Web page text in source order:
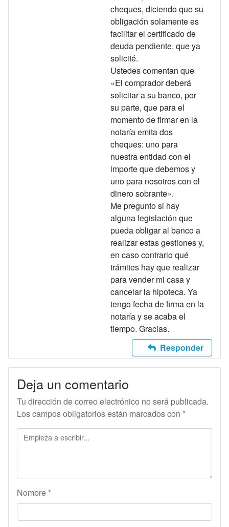
cheques, diciendo que su
obligación solamente es
facilitar el certificado de
deuda pendiente, que ya
solicité.
Ustedes comentan que
«El comprador deberá
solicitar a su banco, por
su parte, que para el
momento de firmar en la
notaría emita dos
cheques: uno para
nuestra entidad con el
importe que debemos y
uno para nosotros con el
dinero sobrante».
Me pregunto si hay
alguna legislación que
pueda obligar al banco a
realizar estas gestiones y,
en caso contrario qué
trámites hay que realizar
para vender mi casa y
cancelar la hipoteca. Ya
tengo fecha de firma en la
notaría y se acaba el
tiempo. Gracias.
Responder
Deja un comentario
Tu dirección de correo electrónico no será publicada.
Los campos obligatorios están marcados con *
Nombre *